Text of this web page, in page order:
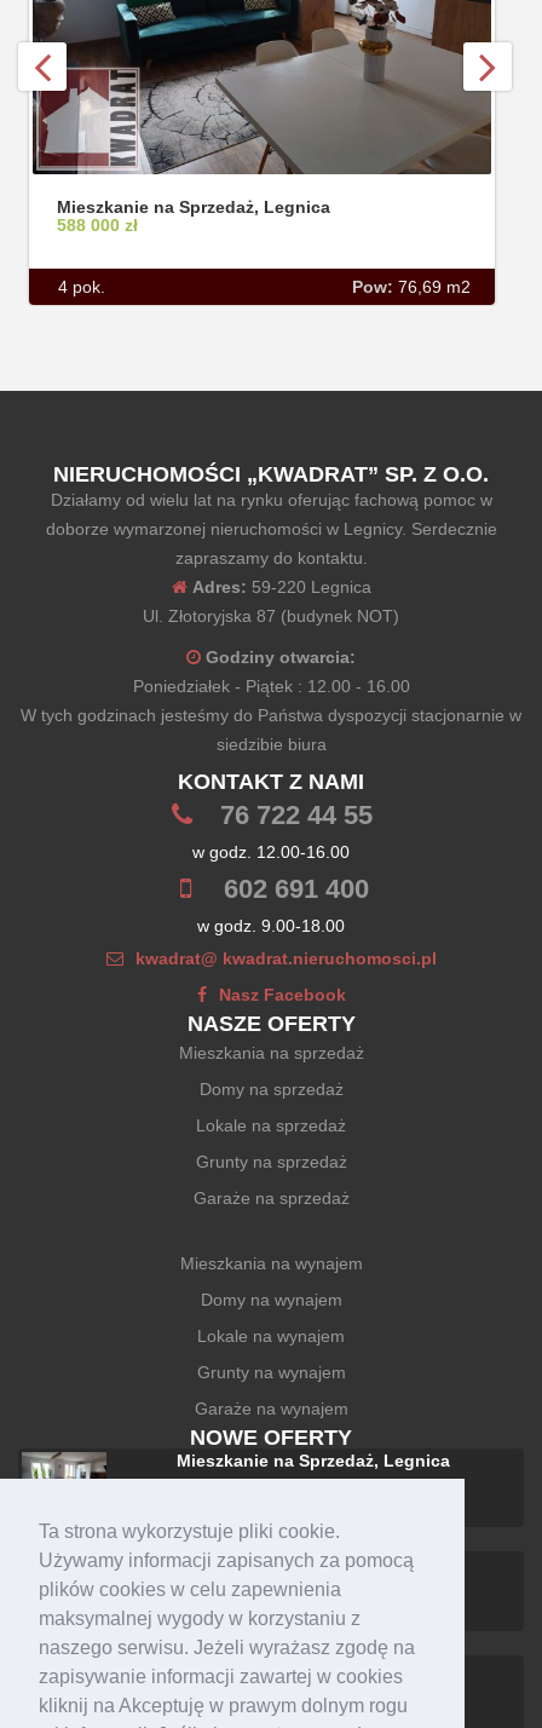
Ta strona wykorzystuje pliki cookie.
Używamy informacji zapisanych za pomocą
plików cookies w celu zapewnienia
maksymalnej wygody w korzystaniu z
naszego serwisu. Jeżeli wyrażasz zgodę na
zapisywanie informacji zawartej w cookies
kliknij na Akceptuję w prawym dolnym rogu
Mieszkanie na Sprzedaż, Legnica
588 000 zł
4 pok. Pow: 76,69 m2
NIERUCHOMOŚCI „KWADRAT” SP. Z O.O.
Działamy od wielu lat na rynku oferując fachową pomoc w
doborze wymarzonej nieruchomości w Legnicy. Serdecznie
zapraszamy do kontaktu.
Adres: 59-220 Legnica
Ul. Złotoryjska 87 (budynek NOT)
Godziny otwarcia:
Poniedziałek - Piątek : 12.00 - 16.00
W tych godzinach jesteśmy do Państwa dyspozycji stacjonarnie w
siedzibie biura
KONTAKT Z NAMI
76 722 44 55
w godz. 12.00-16.00
602 691 400
w godz. 9.00-18.00
kwadrat@ kwadrat.nieruchomosci.pl
Nasz Facebook
NASZE OFERTY
Mieszkania na sprzedaż
Domy na sprzedaż
Lokale na sprzedaż
Grunty na sprzedaż
Garaże na sprzedaż
Mieszkania na wynajem
Domy na wynajem
Lokale na wynajem
Grunty na wynajem
Garaże na wynajem
NOWE OFERTY
Mieszkanie na Sprzedaż, Legnica
Dom na Sprzedaż, Legnica
1 590 000 zł
Mieszkanie na Wynajem, Legnica
1 600 zł +czynsz